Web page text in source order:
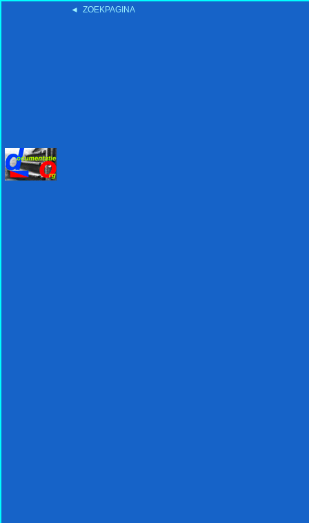
◄ ZOEKPAGINA
'15:19 19-2-2008